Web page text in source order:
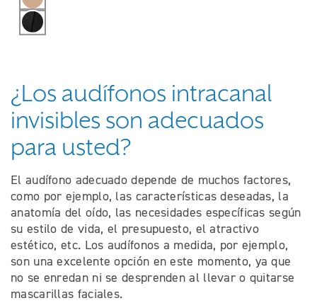
¿Los audífonos intracanal
invisibles son adecuados
para usted?
El audífono adecuado depende de muchos factores,
como por ejemplo, las características deseadas, la
anatomía del oído, las necesidades específicas según
su estilo de vida, el presupuesto, el atractivo
estético, etc. Los audífonos a medida, por ejemplo,
son una excelente opción en este momento, ya que
no se enredan ni se desprenden al llevar o quitarse
mascarillas faciales.